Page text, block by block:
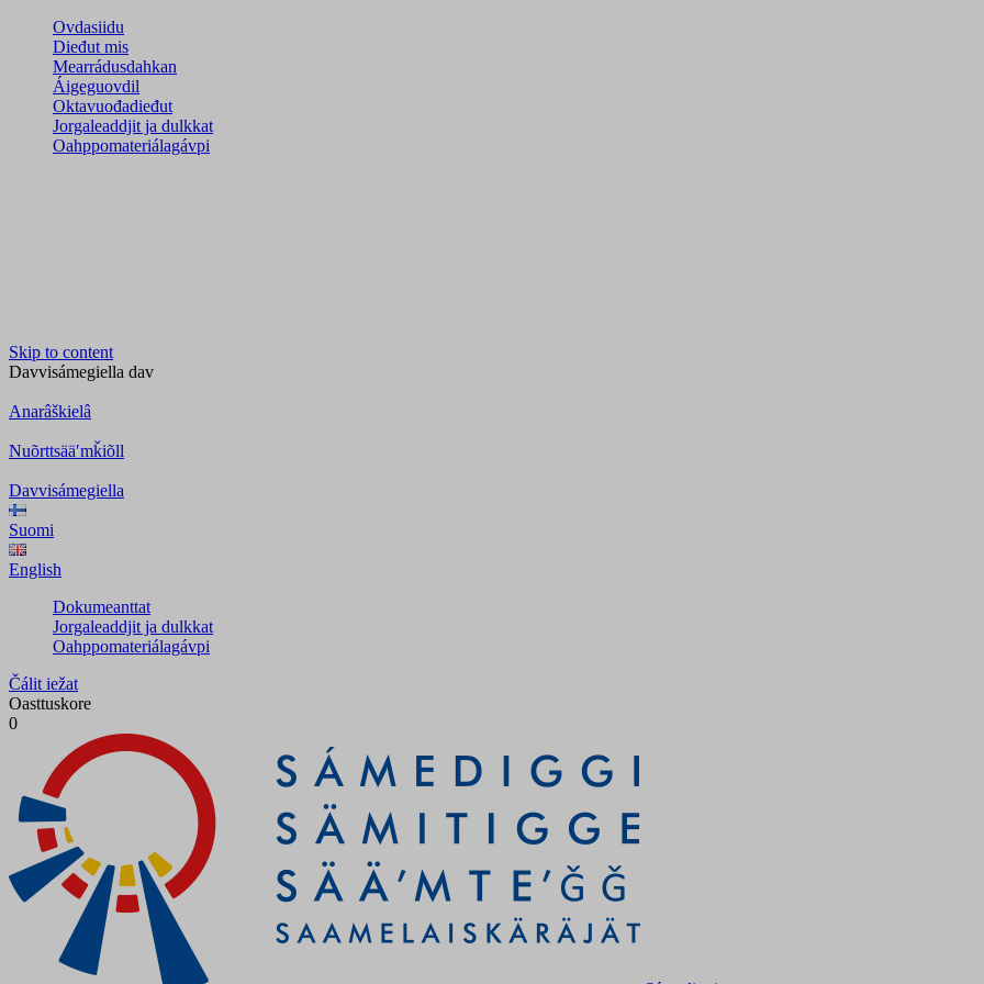
Ovdasiidu
Dieđut mis
Mearrádusdahkan
Áigeguovdil
Oktavuođadieđut
Jorgaleaddjit ja dulkkat
Oahppomateriálagávpi
Skip to content
Davvisámegiella dav
Anarâškielâ
Nuõrttsääʹmǩiõll
Davvisámegiella
Suomi
English
Dokumeanttat
Jorgaleaddjit ja dulkkat
Oahppomateriálagávpi
Čálit iežat
Oasttuskore
0